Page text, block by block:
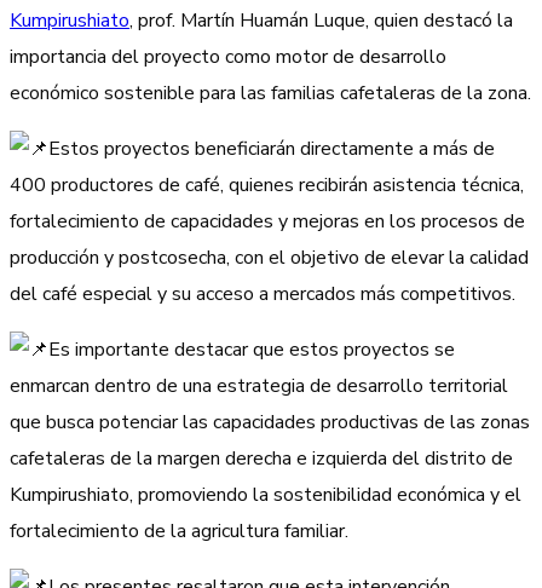
Kumpirushiato, prof. Martín Huamán Luque, quien destacó la
importancia del proyecto como motor de desarrollo
económico sostenible para las familias cafetaleras de la zona.
Estos proyectos beneficiarán directamente a más de
400 productores de café, quienes recibirán asistencia técnica,
fortalecimiento de capacidades y mejoras en los procesos de
producción y postcosecha, con el objetivo de elevar la calidad
del café especial y su acceso a mercados más competitivos.
Es importante destacar que estos proyectos se
enmarcan dentro de una estrategia de desarrollo territorial
que busca potenciar las capacidades productivas de las zonas
cafetaleras de la margen derecha e izquierda del distrito de
Kumpirushiato, promoviendo la sostenibilidad económica y el
fortalecimiento de la agricultura familiar.